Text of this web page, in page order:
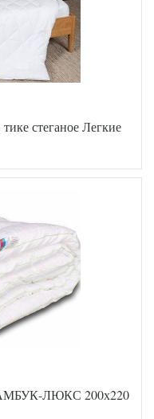
стеганое Легкие
ЛЮКС 200х220